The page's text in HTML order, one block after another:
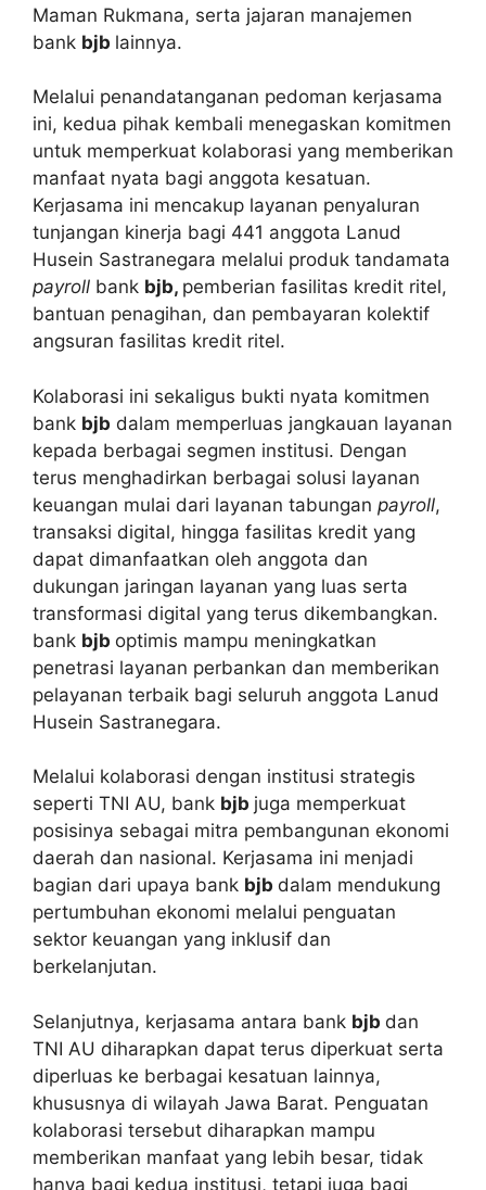
Maman Rukmana, serta jajaran manajemen
bank bjb lainnya.
Melalui penandatanganan pedoman kerjasama
ini, kedua pihak kembali menegaskan komitmen
untuk memperkuat kolaborasi yang memberikan
manfaat nyata bagi anggota kesatuan.
Kerjasama ini mencakup layanan penyaluran
tunjangan kinerja bagi 441 anggota Lanud
Husein Sastranegara melalui produk tandamata
payroll bank bjb, pemberian fasilitas kredit ritel,
bantuan penagihan, dan pembayaran kolektif
angsuran fasilitas kredit ritel.
Kolaborasi ini sekaligus bukti nyata komitmen
bank bjb dalam memperluas jangkauan layanan
kepada berbagai segmen institusi. Dengan
terus menghadirkan berbagai solusi layanan
keuangan mulai dari layanan tabungan payroll,
transaksi digital, hingga fasilitas kredit yang
dapat dimanfaatkan oleh anggota dan
dukungan jaringan layanan yang luas serta
transformasi digital yang terus dikembangkan.
bank bjb optimis mampu meningkatkan
penetrasi layanan perbankan dan memberikan
pelayanan terbaik bagi seluruh anggota Lanud
Husein Sastranegara.
Melalui kolaborasi dengan institusi strategis
seperti TNI AU, bank bjb juga memperkuat
posisinya sebagai mitra pembangunan ekonomi
daerah dan nasional. Kerjasama ini menjadi
bagian dari upaya bank bjb dalam mendukung
pertumbuhan ekonomi melalui penguatan
sektor keuangan yang inklusif dan
berkelanjutan.
Selanjutnya, kerjasama antara bank bjb dan
TNI AU diharapkan dapat terus diperkuat serta
diperluas ke berbagai kesatuan lainnya,
khususnya di wilayah Jawa Barat. Penguatan
kolaborasi tersebut diharapkan mampu
memberikan manfaat yang lebih besar, tidak
hanya bagi kedua institusi, tetapi juga bagi